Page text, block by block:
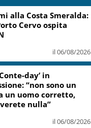
2025 utile balza oltre
decommissioning al
il 06/08/2026
di Casanova” di
chiude Festival